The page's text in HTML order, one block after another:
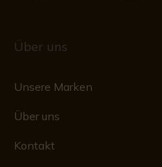
Über uns
Unsere Marken
Über uns
Kontakt